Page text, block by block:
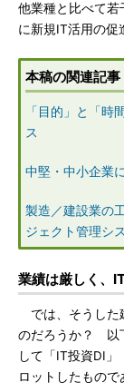
他業種と比べて若
に新規IT活用の促
本稿の関連記事
「目的」と「時
ス
中堅・中小企業
製造／建設業の
ジェクト管理シ
業績は厳しく、
では、そうした
のだろうか？ 以
して「IT投資DI
ロットしたもので